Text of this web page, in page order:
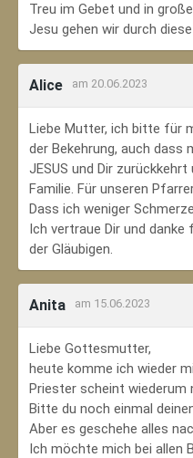
Treu im Gebet und in
Jesu gehen wir durch
Alice am 20.06.2023
Liebe Mutter, ich bitte für
der Bekehrung, auch dass
JESUS und Dir
Familie. Für unseren
Dass ich weniger
Ich vertraue Dir und danke
der Gläubigen.
Anita am 15.06.2023
Liebe Gottesmutter,
heute komme ich wieder
Priester scheint wiederum
Bitte du noch einmal
Aber es geschehe alles
Ich möchte mich bei allen